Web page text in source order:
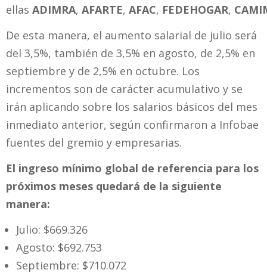
ellas ADIMRA, AFARTE, AFAC, FEDEHOGAR,
De esta manera, el aumento salarial de julio será
del 3,5%, también de 3,5% en agosto, de 2,5% en
septiembre y de 2,5% en octubre. Los
incrementos son de carácter acumulativo y se
irán aplicando sobre los salarios básicos del mes
inmediato anterior, según confirmaron a Infobae
fuentes del gremio y empresarias.
El ingreso mínimo global de referencia para los
próximos meses quedará de la siguiente
manera:
Julio: $669.326
Agosto: $692.753
Septiembre: $710.072